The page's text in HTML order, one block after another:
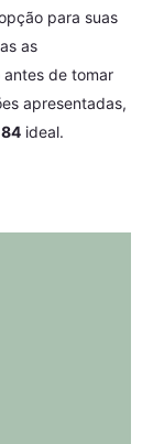
para suas
as
de tomar
apresentadas,
ideal.